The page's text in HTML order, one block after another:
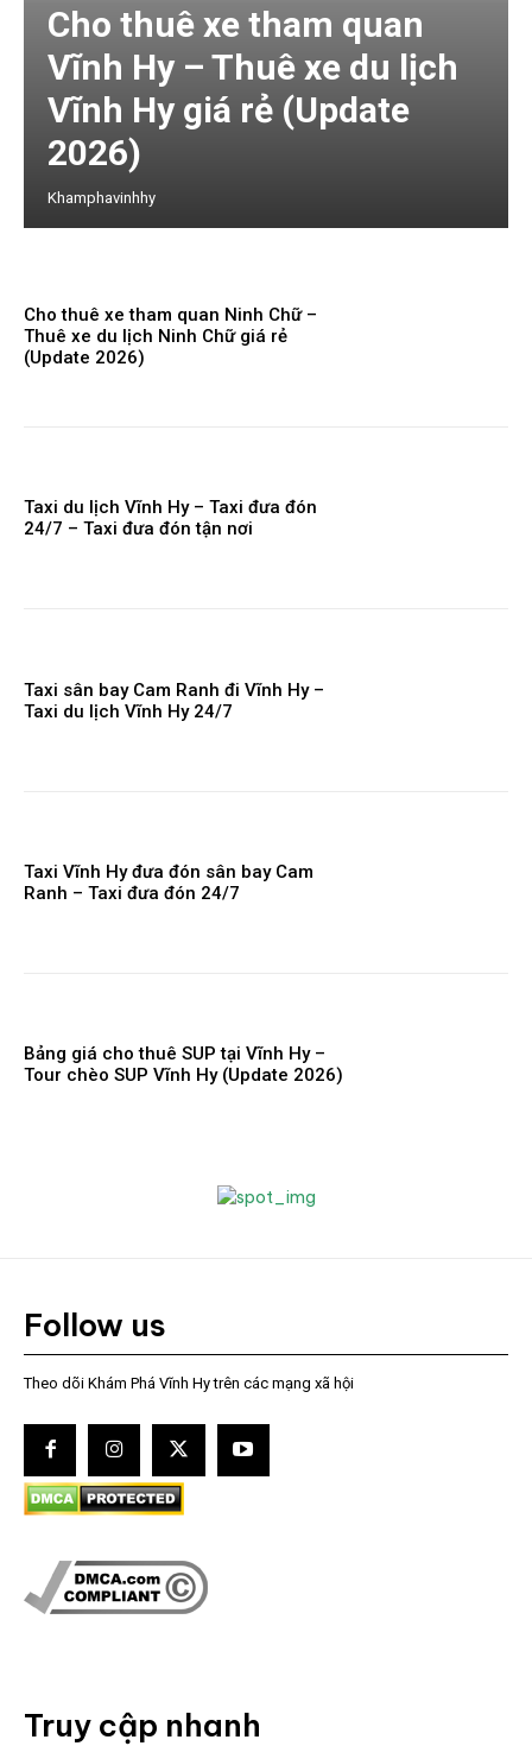
Cho thuê xe tham quan
Vĩnh Hy – Thuê xe du lịch
Vĩnh Hy giá rẻ (Update
2026)
Khamphavinhhy
Cho thuê xe tham quan Ninh Chữ –
Thuê xe du lịch Ninh Chữ giá rẻ
(Update 2026)
Taxi du lịch Vĩnh Hy – Taxi đưa đón
24/7 – Taxi đưa đón tận nơi
Taxi sân bay Cam Ranh đi Vĩnh Hy –
Taxi du lịch Vĩnh Hy 24/7
Taxi Vĩnh Hy đưa đón sân bay Cam
Ranh – Taxi đưa đón 24/7
Bảng giá cho thuê SUP tại Vĩnh Hy –
Tour chèo SUP Vĩnh Hy (Update 2026)
Follow us
Theo dõi Khám Phá Vĩnh Hy trên các mạng xã hội
Truy cập nhanh